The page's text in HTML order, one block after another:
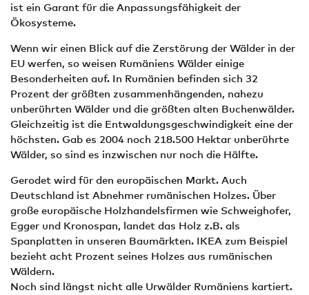
ist ein Garant für die Anpassungsfähigkeit der
Ökosysteme.
Wenn wir einen Blick auf die Zerstörung der Wälder in der
EU werfen, so weisen Rumäniens Wälder einige
Besonderheiten auf. In Rumänien befinden sich 32
Prozent der größten zusammenhängenden, nahezu
unberührten Wälder und die größten alten Buchenwälder.
Gleichzeitig ist die Entwaldungsgeschwindigkeit eine der
höchsten. Gab es 2004 noch 218.500 Hektar unberührte
Wälder, so sind es inzwischen nur noch die Hälfte.
Gerodet wird für den europäischen Markt. Auch
Deutschland ist Abnehmer rumänischen Holzes. Über
große europäische Holzhandelsfirmen wie Schweighofer,
Egger und Kronospan, landet das Holz z.B. als
Spanplatten in unseren Baumärkten. IKEA zum Beispiel
bezieht acht Prozent seines Holzes aus rumänischen
Wäldern.
Noch sind längst nicht alle Urwälder Rumäniens kartiert.